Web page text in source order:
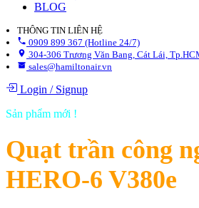
BLOG
THÔNG TIN LIÊN HỆ
0909 899 367 (Hotline 24/7)
304-306 Trương Văn Bang, Cát Lái,
sales@hamiltonair.vn
Login /Signup
Sản phẩm mới !
Quạt trần công
HERO-6 V380e